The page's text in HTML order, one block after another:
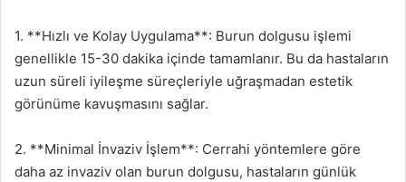
1. **Hızlı ve Kolay Uygulama**: Burun dolgusu işlemi
genellikle 15-30 dakika içinde tamamlanır. Bu da hastaların
uzun süreli iyileşme süreçleriyle uğraşmadan estetik
görünüme kavuşmasını sağlar.
2. **Minimal İnvaziv İşlem**: Cerrahi yöntemlere göre
daha az invaziv olan burun dolgusu, hastaların günlük